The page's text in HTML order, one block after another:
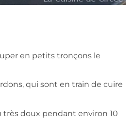
en petits tronçons le
qui sont en train de cuire
très doux pendant environ 10